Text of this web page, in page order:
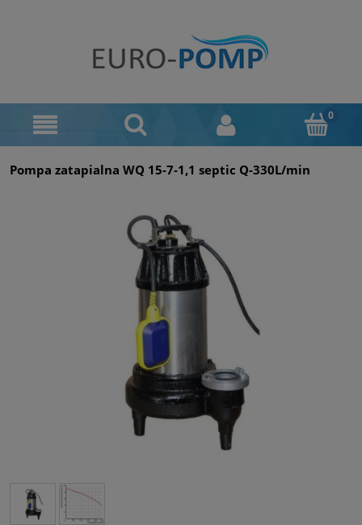
Pompa zatapialna WQ 15-7-1,1 septic Q-330L/min